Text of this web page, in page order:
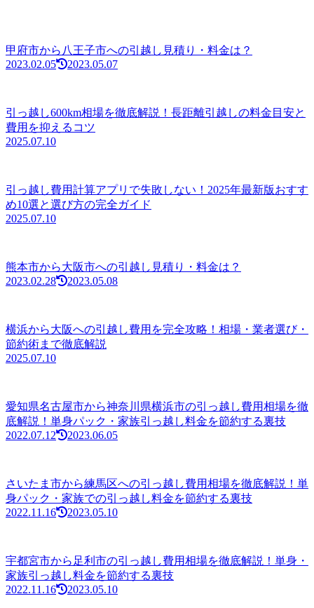
甲府市から八王子市への引越し見積り・料金は？
2023.02.05
2023.05.07
引っ越し600km相場を徹底解説！長距離引越しの料金目安と
費用を抑えるコツ
2025.07.10
引っ越し費用計算アプリで失敗しない！2025年最新版おすす
め10選と選び方の完全ガイド
2025.07.10
熊本市から大阪市への引越し見積り・料金は？
2023.02.28
2023.05.08
横浜から大阪への引越し費用を完全攻略！相場・業者選び・
節約術まで徹底解説
2025.07.10
愛知県名古屋市から神奈川県横浜市の引っ越し費用相場を徹
底解説！単身パック・家族引っ越し料金を節約する裏技
2022.07.12
2023.06.05
さいたま市から練馬区への引っ越し費用相場を徹底解説！単
身パック・家族での引っ越し料金を節約する裏技
2022.11.16
2023.05.10
宇都宮市から足利市の引っ越し費用相場を徹底解説！単身・
家族引っ越し料金を節約する裏技
2022.11.16
2023.05.10